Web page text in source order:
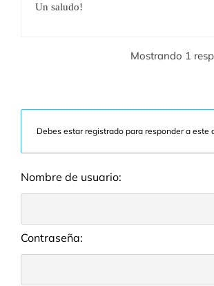
Un saludo!
Mostrando 1
Debes estar registrado para responder a este
Nombre de usuario:
Contraseña: